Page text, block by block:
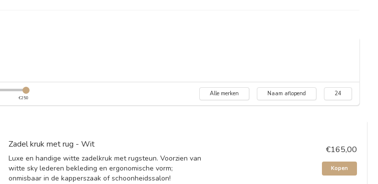
€250
Alle merken Naam aflopend 24
Zadel kruk met rug - Wit
Luxe en handige witte zadelkruk met rugsteun. Voorzien van
witte sky lederen bekleding en ergonomische vorm;
onmisbaar in de kapperszaak of schoonheidssalon!
€165,00
Kopen